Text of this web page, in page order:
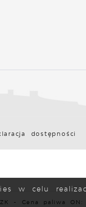
paliwa ON:
dostępności
w celu